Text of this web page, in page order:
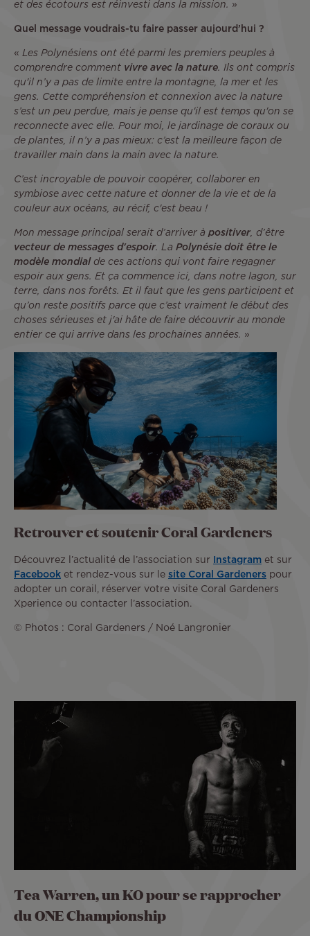
et des écotours est réinvesti dans la mission. »
Quel message voudrais-tu faire passer aujourd’hui ?
« Les Polynésiens ont été parmi les premiers peuples à
comprendre comment vivre avec la nature. Ils ont compris
qu'il n’y a pas de limite entre la montagne, la mer et les
gens. Cette compréhension et connexion avec la nature
s’est un peu perdue, mais je pense qu'il est temps qu'on se
reconnecte avec elle. Pour moi, le jardinage de coraux ou
de plantes, il n’y a pas mieux: c’est la meilleure façon de
travailler main dans la main avec la nature.
C’est incroyable de pouvoir coopérer, collaborer en
symbiose avec cette nature et donner de la vie et de la
couleur aux océans, au récif, c'est beau !
Mon message principal serait d’arriver à positiver, d’être
vecteur de messages d'espoir. La Polynésie doit être le
modèle mondial de ces actions qui vont faire regagner
espoir aux gens. Et ça commence ici, dans notre lagon, sur
terre, dans nos forêts. Et il faut que les gens participent et
qu’on reste positifs parce que c’est vraiment le début des
choses sérieuses et j'ai hâte de faire découvrir au monde
entier ce qui arrive dans les prochaines années. »
Retrouver et soutenir Coral Gardeners
Découvrez l’actualité de l’association sur Instagram et sur
Facebook et rendez-vous sur le site Coral Gardeners pour
adopter un corail, réserver votre visite Coral Gardeners
Xperience ou contacter l’association.
© Photos : Coral Gardeners / Noé Langronier
Tea Warren, un KO pour se rapprocher
du ONE Championship